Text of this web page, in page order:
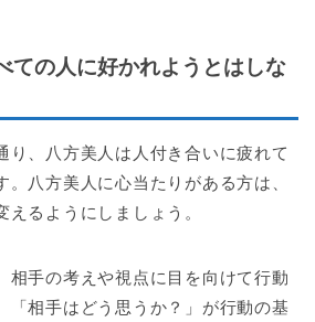
ての人に好かれようとはしな
り、八方美人は人付き合いに疲れて
。八方美人に心当たりがある方は、
るようにしましょう。
相手の考えや視点に目を向けて行動
「相手はどう思うか？」が行動の基